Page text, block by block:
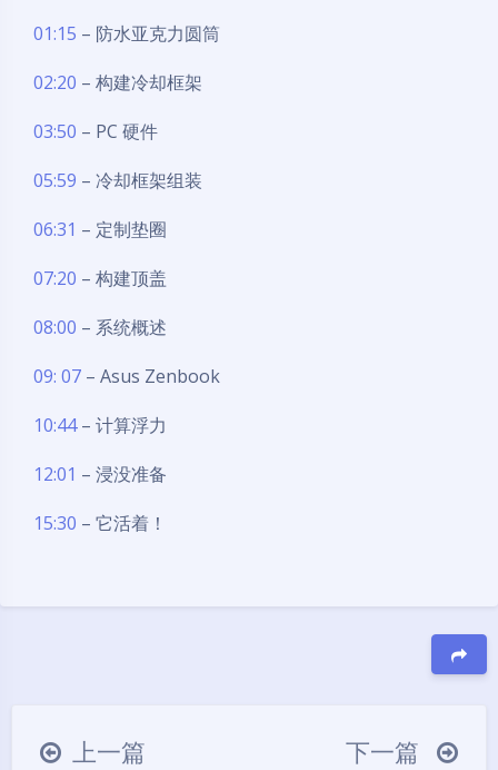
01:15 – 防水亚克力圆筒
02:20 – 构建冷却框架
03:50 – PC 硬件
05:59 – 冷却框架组装
06:31 – 定制垫圈
07:20 – 构建顶盖
08:00 – 系统概述
09: 07 – Asus Zenbook
10:44– 计算浮力
12:01 – 浸没准备
15:30 – 它活着！
上一篇 下一篇